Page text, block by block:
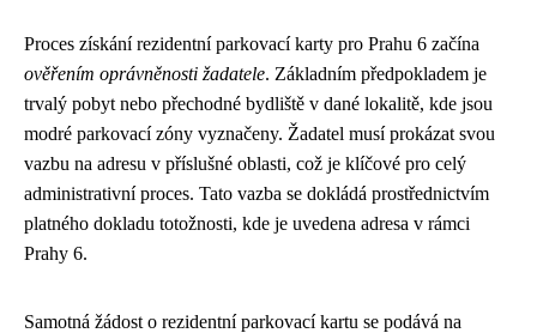
Proces získání rezidentní parkovací karty pro Prahu 6 začína
ověřením oprávněnosti žadatele. Základním předpokladem je
trvalý pobyt nebo přechodné bydliště v dané lokalitě, kde jsou
modré parkovací zóny vyznačeny. Žadatel musí prokázat svou
vazbu na adresu v příslušné oblasti, což je klíčové pro celý
administrativní proces. Tato vazba se dokládá prostřednictvím
platného dokladu totožnosti, kde je uvedena adresa v rámci
Prahy 6.
Samotná žádost o rezidentní parkovací kartu se podává na